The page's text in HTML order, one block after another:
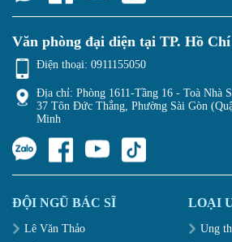
Văn phòng đại diện tại TP. Hồ
Điện thoại: 0911155050
Địa chỉ: Phòng 1611-Tầng 16 - Toà Nhà
37 Tôn Đức Thắng, Phường Sài Gòn
Minh
ĐỘI NGŨ BÁC SĨ
Lê Văn Thảo
LOẠI
Ung